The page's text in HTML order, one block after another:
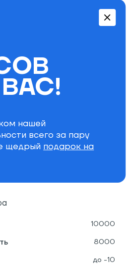
подбородка
пасса
карман
для смартфона с
все достоинства
оставляя при этом
движений)
10000
8000
до -10
нашей
всего за пару
щедрый подарок на